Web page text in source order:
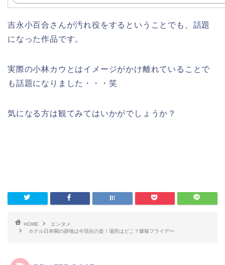
吉永小百合さんが汚れ役をするということでも、話題
になった作品です。
実際の小林カウとはイメージがかけ離れていることで
も話題になりました・・・笑
気になる方は観てみてはいかがでしょうか？
HOME
エンタメ
ホテル日本閣の跡地は今現在の姿！場所はどこ？爆報フライデー